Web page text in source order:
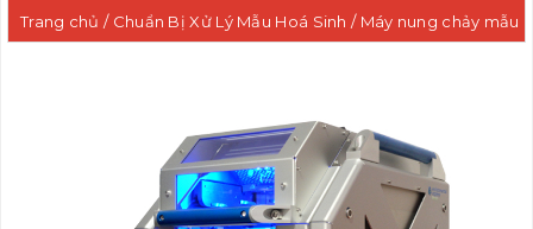
Trang chủ / Chuẩn Bị Xử Lý Mẫu Hoá Sinh / Máy nung chảy mẫu